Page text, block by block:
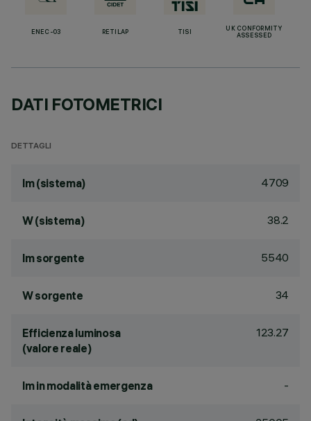
ENEC-03 RETILAP TISI
UK CONFORMITY
ASSESSED
DATI FOTOMETRICI
DETTAGLI
lm (sistema) 4709
W (sistema) 38.2
lm sorgente 5540
W sorgente 34
Efficienza luminosa
(valore reale)
123.27
lm in modalità emergenza -